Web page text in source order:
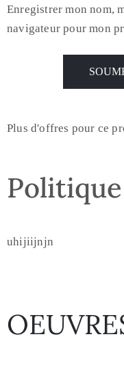
Enregistrer mon nom,
navigateur pour mon
Plus d'offres pour ce
uhijiijnjn